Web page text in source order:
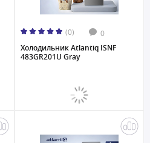
(0) 0
Холодильник Atlantiq ISNF
483GR201U Gray